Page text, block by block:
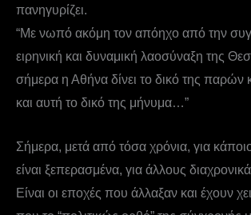
πανηγυρίζει.
“Με νωπό ακόμη τον απόηχο από την
ειρηνική και δυναμική λαοσύναξη της
σήμερα η Αθήνα δίνει το δικό της παρών
και αυτή το δικό της μήνυμα…”
Σήμερα, μετά από τόσα χρόνια, για
είναι ξεπερασμένα, για άλλους
Είναι οι εποχές που άλλαξαν και έχουν